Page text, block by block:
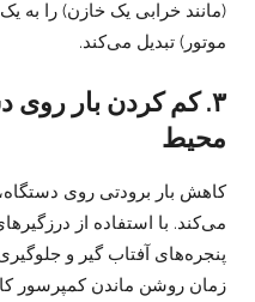
(مانند خرابی یک خازن) را به
موتور) تبدیل می‌کند.
۳. کم کردن بار روی
محیط
کاهش بار برودتی روی
می‌کند. با استفاده از
پنجره‌های آفتاب گیر و
زمان روشن ماندن کمپرسور